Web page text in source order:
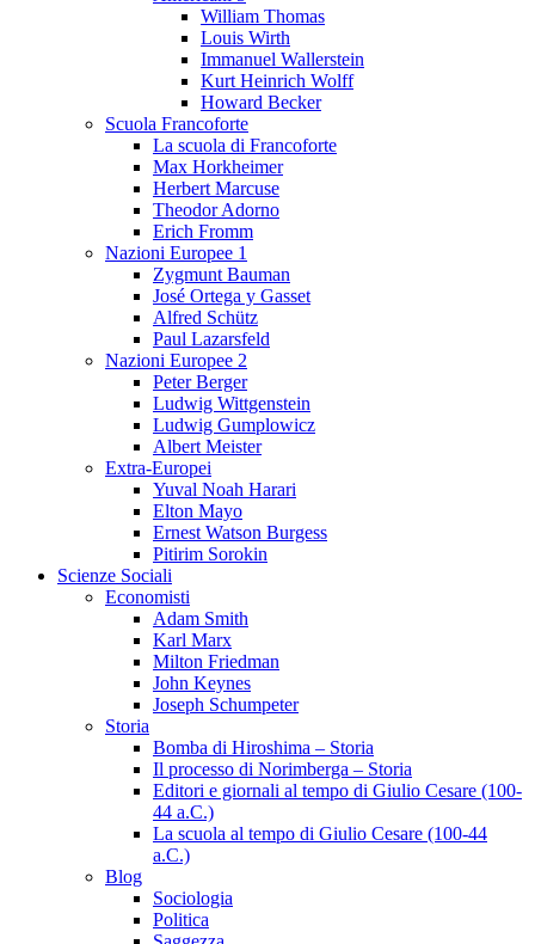
William Thomas
Louis Wirth
Immanuel Wallerstein
Kurt Heinrich Wolff
Howard Becker
Scuola Francoforte
La scuola di Francoforte
Max Horkheimer
Herbert Marcuse
Theodor Adorno
Erich Fromm
Nazioni Europee 1
Zygmunt Bauman
José Ortega y Gasset
Alfred Schütz
Paul Lazarsfeld
Nazioni Europee 2
Peter Berger
Ludwig Wittgenstein
Ludwig Gumplowicz
Albert Meister
Extra-Europei
Yuval Noah Harari
Elton Mayo
Ernest Watson Burgess
Pitirim Sorokin
Scienze Sociali
Economisti
Adam Smith
Karl Marx
Milton Friedman
John Keynes
Joseph Schumpeter
Storia
Bomba di Hiroshima – Storia
Il processo di Norimberga – Storia
Editori e giornali al tempo di Giulio Cesare (100-
44 a.C.)
La scuola al tempo di Giulio Cesare (100-44
a.C.)
Blog
Sociologia
Politica